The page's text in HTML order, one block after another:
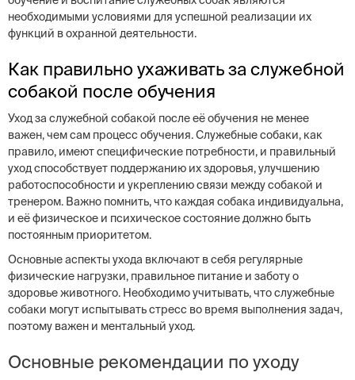
необходимыми условиями для успешной реализации их
функций в охранной деятельности.
Как правильно ухаживать за служебной
собакой после обучения
Уход за служебной собакой после её обучения не менее
важен, чем сам процесс обучения. Служебные собаки, как
правило, имеют специфические потребности, и правильный
уход способствует поддержанию их здоровья, улучшению
работоспособности и укреплению связи между собакой и
тренером. Важно помнить, что каждая собака индивидуальна,
и её физическое и психическое состояние должно быть
постоянным приоритетом.
Основные аспекты ухода включают в себя регулярные
физические нагрузки, правильное питание и заботу о
здоровье животного. Необходимо учитывать, что служебные
собаки могут испытывать стресс во время выполнения задач,
поэтому важен и ментальный уход.
Основные рекомендации по уходу